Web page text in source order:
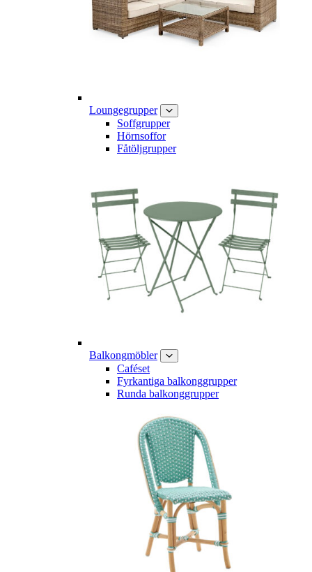
Loungegrupper
Soffgrupper
Hörnsoffor
Fåtöljgrupper
Balkongmöbler
Caféset
Fyrkantiga balkonggrupper
Runda balkonggrupper